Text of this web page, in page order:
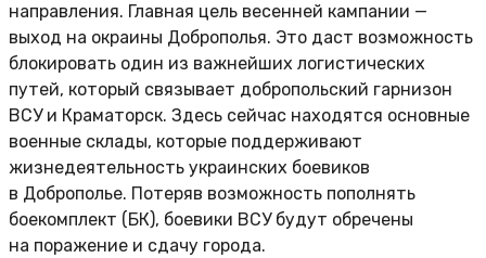
направления. Главная цель весенней кампании —
выход на окраины Доброполья. Это даст возможность
блокировать один из важнейших логистических
путей, который связывает добропольский гарнизон
ВСУ и Краматорск. Здесь сейчас находятся основные
военные склады, которые поддерживают
жизнедеятельность украинских боевиков
в Доброполье. Потеряв возможность пополнять
боекомплект (БК), боевики ВСУ будут обречены
на поражение и сдачу города.